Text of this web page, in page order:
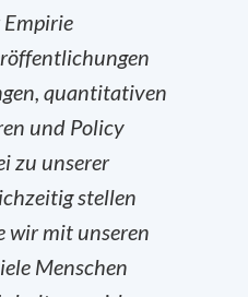
quantitativen
und Policy
zu unserer
stellen
wir mit unseren
Menschen